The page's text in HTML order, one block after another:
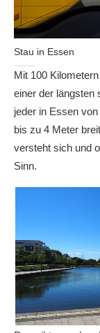
Stau in Essen
Mit 100
einer der längsten
jeder in Essen
bis zu 4 Meter
versteht sich und
Sinn.